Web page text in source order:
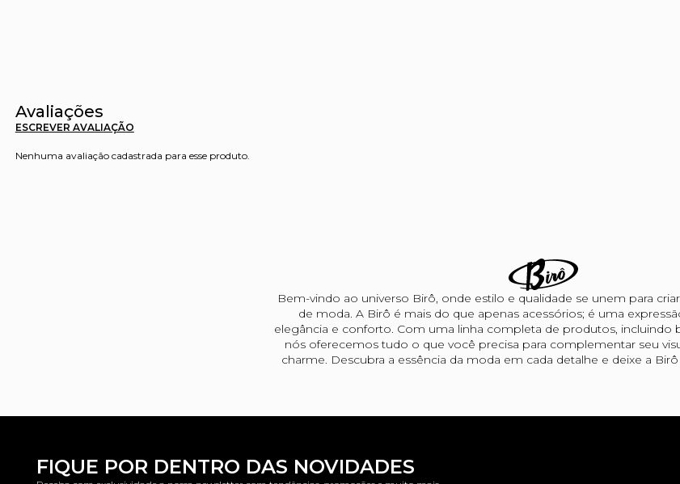
Avaliações
ESCREVER AVALIAÇÃO
Nenhuma avaliação cadastrada para esse produto.
Bem-vindo ao universo Birô, onde estilo e qualidade se unem para
de moda. A Birô é mais do que apenas acessórios; é uma
elegância e conforto. Com uma linha completa de produtos, incluindo
nós oferecemos tudo o que você precisa para complementar seu
charme. Descubra a essência da moda em cada detalhe e deixe a
FIQUE POR DENTRO DAS NOVIDADES